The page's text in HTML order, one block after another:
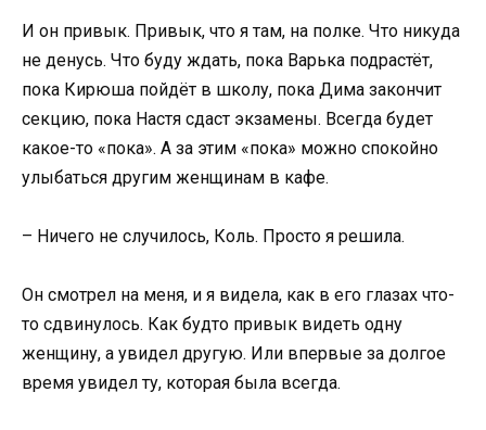
И он привык. Привык, что я там, на полке. Что никуда
не денусь. Что буду ждать, пока Варька подрастёт,
пока Кирюша пойдёт в школу, пока Дима закончит
секцию, пока Настя сдаст экзамены. Всегда будет
какое-то «пока». А за этим «пока» можно спокойно
улыбаться другим женщинам в кафе.
– Ничего не случилось, Коль. Просто я решила.
Он смотрел на меня, и я видела, как в его глазах что-
то сдвинулось. Как будто привык видеть одну
женщину, а увидел другую. Или впервые за долгое
время увидел ту, которая была всегда.